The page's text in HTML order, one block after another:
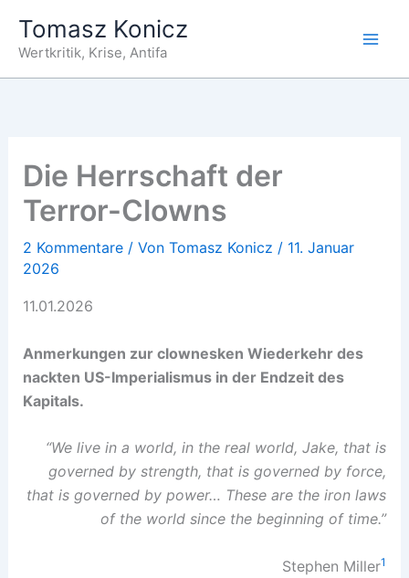
Inhalt
springen
Tomasz Konicz
Wertkritik, Krise, Antifa
Die Herrschaft der
Terror-Clowns
2 Kommentare / Von Tomasz Konicz / 11. Januar
2026
11.01.2026
Anmerkungen zur clownesken Wiederkehr des
nackten US-Imperialismus in der Endzeit des
Kapitals.
“We live in a world, in the real world, Jake, that is
governed by strength, that is governed by force,
that is governed by power… These are the iron laws
of the world since the beginning of time.”
Stephen Miller1